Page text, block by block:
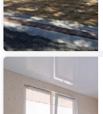
Гостевой
дом
Белый
парус